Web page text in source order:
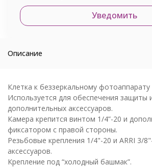
Уведомить
Описание
Клетка к беззеркальному фотоаппарату
Используется для обеспечения защиты
дополнительных аксессуаров.
Камера крепится винтом 1/4”-20 и
фиксатором с правой стороны.
Резьбовые крепления 1/4"-20 и ARRI 3/
аксессуаров.
Крепление под “холодный башмак”.